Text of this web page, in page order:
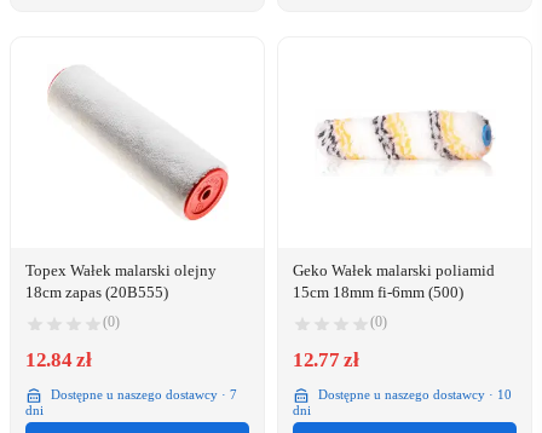
Topex Wałek malarski olejny
18cm zapas (20B555)
(0)
12.84 zł
Dostępne u naszego dostawcy · 7
dni
Geko Wałek malarski poliamid
15cm 18mm fi-6mm (500)
(0)
12.77 zł
Dostępne u naszego dostawcy · 10
dni